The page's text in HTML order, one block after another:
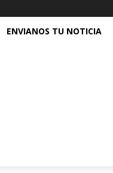
ENVIANOS TU NOTICIA